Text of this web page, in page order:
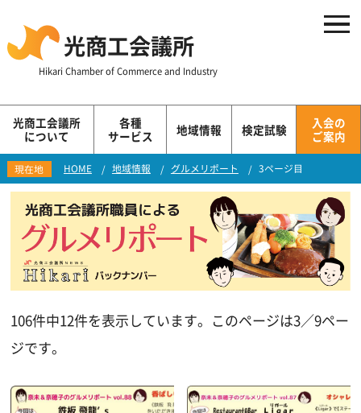
光商工会議所
Hikari Chamber of Commerce and Industry
光商工会議所
について
各種
サービス
地域情報 検定試験
入会の
ご案内
現在地 HOME 地域情報 グルメリポート 3ページ目
106件中12件を表示しています。このページは3／9ペー
ジです。